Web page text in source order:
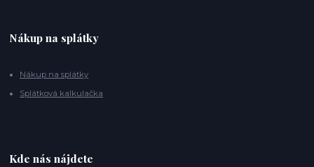
Nákup na splátky
Nákup na splátky
Splátková kalkulačka
Kde nás nájdete